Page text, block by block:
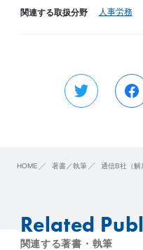
関連する取扱分野 人事労務
HOME 著書／執筆 通信B社（解
Related
関連する著書・執筆